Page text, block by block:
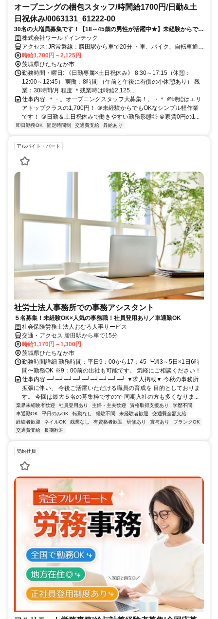
オープニングの梱包スタッフ/時間給1700円/日勤&土
日祝休み/0063131_61222-00
30名の大増員募集です！【18～45歳の男性が活躍中★】未経験からでき
る高時給ワーク！家賃0円の寮あり♪日払いや週払いの利用OK！
株式会社ワールドインテック
アクセス: JR常磐線：勝田駅から車で20分 ・車、バイク、自転車通勤
OK ・無料駐車場あり ・交通費規定内支給
時給1,700円～2,125円
茨城県ひたちなか市
勤務時間・曜日: 《日勤専属×土日祝休み》 8:30～17:15（休憩：
12:00～12:45） 実働：8時間 （午前と午後に有償の小休憩あり） 残
業：30時間/月 程度 ＊残業時は時給2,125...
仕事内容: ＊・。オープニングスタッフ大募集！。・＊ ＠時給はエリ
アトップクラスの1,700円！ ＠未経験からでもOKなシンプル軽作業
です！ ＠日勤＆土日祝休みで働きやすい勤務形態◎ ＠家賃0円の1...
即日勤務OK 固定時間制 交通費支給 昇給あり
アルバイト・パート
社労士法人事務所での事務アシスタント
５名募集！未経験OK×人気の事務職！社員登用あり／車通勤OK
社会保険労務士法人おむろ人事サービス
交通・アクセス 勝田駅から車で15分
時給1,170円～1,300円
茨城県ひたちなか市
勤務時間詳細 勤務時間：平日9：00から17：45 ┗週3～5日×1日6時
間〜勤務OK ※9：00前の出社も可能です。 気軽にご相談ください！
仕事内容 ─┘─┘─┘─┘─┘─┘─┘─┘─┘ ▼求人掲載▼ 今秋の事務所
拡張に伴い、 今後ご活躍いただける職員の育成を 目的としておりま
す。 今回は最大５名の募集枠ですので 同期入社の方も多くなりま...
業界未経験者歓迎 社員登用あり 主婦・主夫歓迎 資格取得支援あり
学歴不問
車通勤OK
平日のみOK 転勤なし 経験不問 未経験者歓迎
交通費全額支給
経験者歓迎
ネイルOK 残業なし 有資格者歓迎 研修あり 賞与あり
ブランクOK
交通費支給
長期歓迎
契約社員